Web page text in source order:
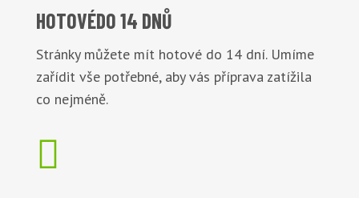
HOTOVÉDO 14 DNŮ
Stránky můžete mít hotové do 14 dní. Umíme
zařídit vše potřebné, aby vás příprava zatížila
co nejméně.
